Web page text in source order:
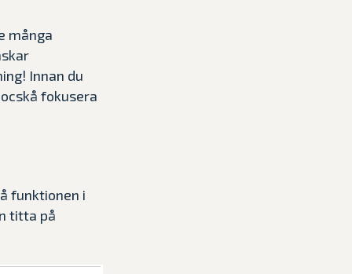
många
Innan du
fokusera
funktionen i
titta på